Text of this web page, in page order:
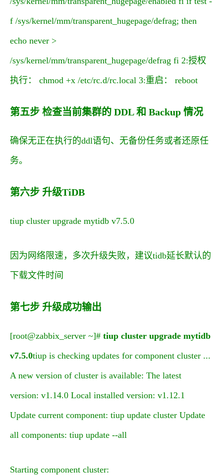
f /sys/kernel/mm/transparent_hugepage/defrag; then
echo never >
/sys/kernel/mm/transparent_hugepage/defrag fi 2:授权
执行： chmod +x /etc/rc.d/rc.local 3:重启： reboot
第五步 检查当前集群的 DDL 和 Backup 情况
确保无正在执行的ddl语句、无备份任务或者还原任
务。
第六步 升级TiDB
tiup cluster upgrade mytidb v7.5.0
因为网络限速，多次升级失败，建议tidb延长默认的
下载文件时间
第七步 升级成功输出
[root@zabbix_server ~]# tiup cluster upgrade mytidb
v7.5.0tiup is checking updates for component cluster ...
A new version of cluster is available: The latest
version: v1.14.0 Local installed version: v1.12.1
Update current component: tiup update cluster Update
all components: tiup update --all
Starting component cluster: